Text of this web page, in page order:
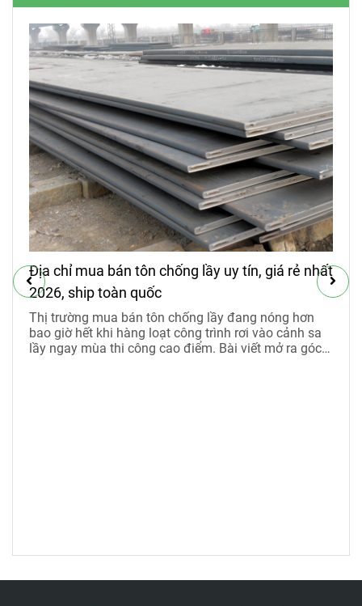
Địa chỉ mua bán tôn chống lầy uy tín, giá rẻ nhất
2026, ship toàn quốc
Thị trường mua bán tôn chống lầy đang nóng hơn
bao giờ hết khi hàng loạt công trình rơi vào cảnh sa
lầy ngay mùa thi công cao điểm. Bài viết mở ra góc